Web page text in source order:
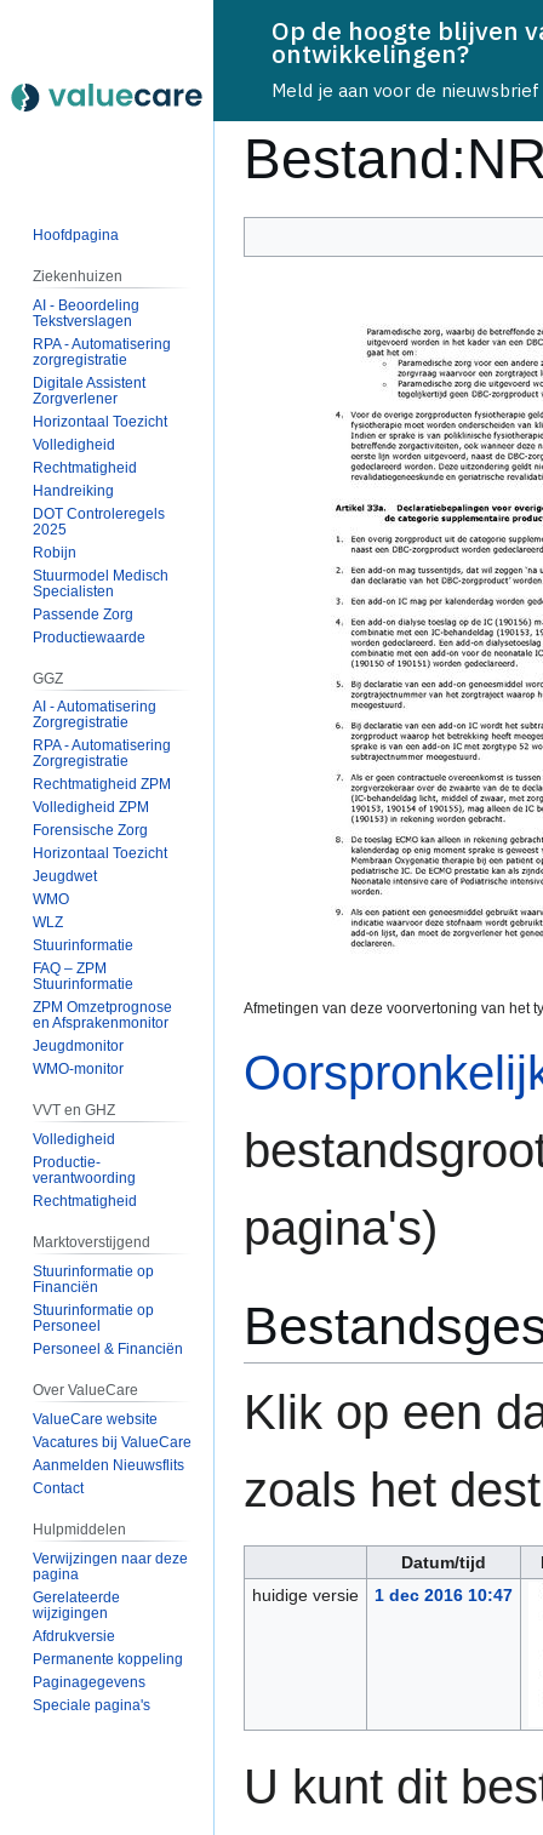
Bestand:
Afmetingen van deze voorvertoning van het
pagina's)
Klik op een
zoals het
Datum/tijd
huidige versie
1 dec 2016 10:47
U kunt dit
Op de hoogte blijven
ontwikkelingen?
Meld je aan voor de nieuwsbrief
Hoofdpagina
Ziekenhuizen
AI - Beoordeling
Tekstverslagen
RPA - Automatisering
zorgregistratie
Digitale Assistent
Zorgverlener
Horizontaal Toezicht
Volledigheid
Rechtmatigheid
Handreiking
DOT Controleregels
2025
Robijn
Stuurmodel Medisch
Specialisten
Passende Zorg
Productiewaarde
GGZ
AI - Automatisering
Zorgregistratie
RPA - Automatisering
Zorgregistratie
Rechtmatigheid ZPM
Volledigheid ZPM
Forensische Zorg
Horizontaal Toezicht
Jeugdwet
WMO
WLZ
Stuurinformatie
FAQ – ZPM
Stuurinformatie
ZPM Omzetprognose
en Afsprakenmonitor
Jeugdmonitor
WMO-monitor
VVT en GHZ
Volledigheid
Productie-
verantwoording
Rechtmatigheid
Marktoverstijgend
Stuurinformatie op
Financiën
Stuurinformatie op
Personeel
Personeel & Financiën
Over ValueCare
ValueCare website
Vacatures bij ValueCare
Aanmelden Nieuwsflits
Contact
Hulpmiddelen
Verwijzingen naar deze
pagina
Gerelateerde
wijzigingen
Afdrukversie
Permanente koppeling
Paginagegevens
Speciale pagina's